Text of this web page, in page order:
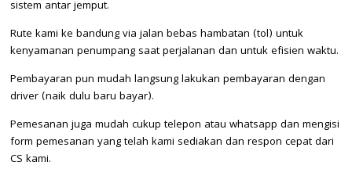
sistem antar jemput.
Rute kami ke bandung via jalan bebas hambatan (tol) untuk
kenyamanan penumpang saat perjalanan dan untuk efisien waktu.
Pembayaran pun mudah langsung lakukan pembayaran dengan
driver (naik dulu baru bayar).
Pemesanan juga mudah cukup telepon atau whatsapp dan mengisi
form pemesanan yang telah kami sediakan dan respon cepat dari
CS kami.